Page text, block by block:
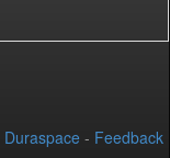
Duraspace - Feedback